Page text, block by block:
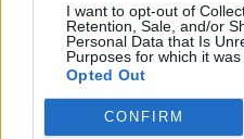
I want to opt-out of
Retention, Sale, and/or
Personal Data that Is
Purposes for which it was
Opted Out
CONFIRM
Effectiviteit
Hoeveelheid bijwerkingen
Bijwerkingen
vermoeidheid
eetbuien